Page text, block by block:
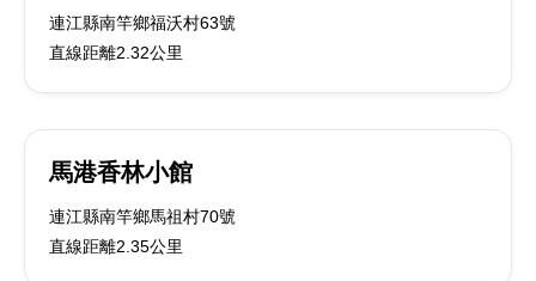
連江縣南竿鄉福沃村63號
直線距離2.32公里
馬港香林小館
連江縣南竿鄉馬祖村70號
直線距離2.35公里